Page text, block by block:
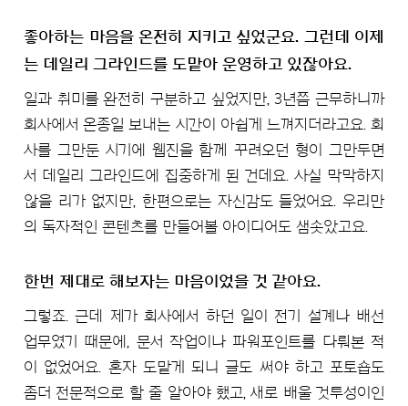
좋아하는 마음을 온전히 지키고 싶었군요. 그런데 이제
는 데일리 그라인드를 도맡아 운영하고 있잖아요.
일과 취미를 완전히 구분하고 싶었지만, 3년쯤 근무하니까
회사에서 온종일 보내는 시간이 아쉽게 느껴지더라고요. 회
사를 그만둔 시기에 웹진을 함께 꾸려오던 형이 그만두면
서 데일리 그라인드에 집중하게 된 건데요. 사실 막막하지
않을 리가 없지만, 한편으로는 자신감도 들었어요. 우리만
의 독자적인 콘텐츠를 만들어볼 아이디어도 샘솟았고요.
한번 제대로 해보자는 마음이었을 것 같아요.
그렇죠. 근데 제가 회사에서 하던 일이 전기 설계나 배선
업무였기 때문에, 문서 작업이나 파워포인트를 다뤄본 적
이 없었어요. 혼자 도맡게 되니 글도 써야 하고 포토숍도
좀더 전문적으로 할 줄 알아야 했고, 새로 배울 것투성이인